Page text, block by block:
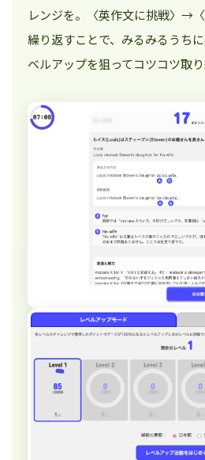
レンジを。〈英作文に挑戦〉→
繰り返すことで、みるみるうち
ベルアップを狙ってコツコツ取り